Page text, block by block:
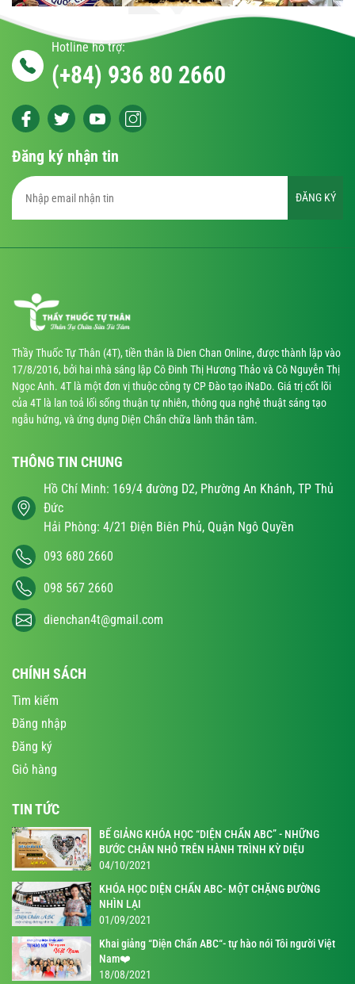
Hotline hỗ trợ:
(+84) 936 80 2660
Đăng ký nhận tin
ĐĂNG KÝ
Thầy Thuốc Tự Thân (4T), tiền thân là Dien Chan Online, được thành lập vào
17/8/2016, bởi hai nhà sáng lập Cô Đinh Thị Hương Thảo và Cô Nguyễn Thị
Ngọc Anh. 4T là một đơn vị thuộc công ty CP Đào tạo iNaDo. Giá trị cốt lõi
của 4T là lan toả lối sống thuận tự nhiên, thông qua nghệ thuật sáng tạo
ngẫu hứng, và ứng dụng Diện Chẩn chữa lành thân tâm.
THÔNG TIN CHUNG
Hồ Chí Minh: 169/4 đường D2, Phường An Khánh, TP Thủ
Đức
Hải Phòng: 4/21 Điện Biên Phủ, Quận Ngô Quyền
093 680 2660
098 567 2660
dienchan4t@gmail.com
CHÍNH SÁCH
Tìm kiếm
Đăng nhập
Đăng ký
Giỏ hàng
TIN TỨC
BẾ GIẢNG KHÓA HỌC “DIỆN CHẨN ABC” - NHỮNG
BƯỚC CHÂN NHỎ TRÊN HÀNH TRÌNH KỲ DIỆU
04/10/2021
KHÓA HỌC DIỆN CHẨN ABC- MỘT CHẶNG ĐƯỜNG
NHÌN LẠI
01/09/2021
Khai giảng “Diện Chẩn ABC“- tự hào nói Tôi người Việt
Nam❤️
18/08/2021